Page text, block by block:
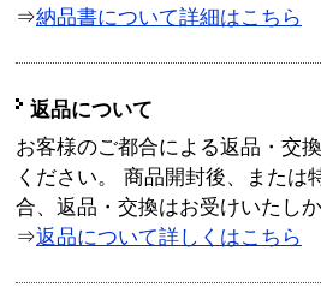
⇒納品書について詳細はこちら
返品について
お客様のご都合による返品・交
ください。 商品開封後、または
合、返品・交換はお受けいたし
⇒返品について詳しくはこちら